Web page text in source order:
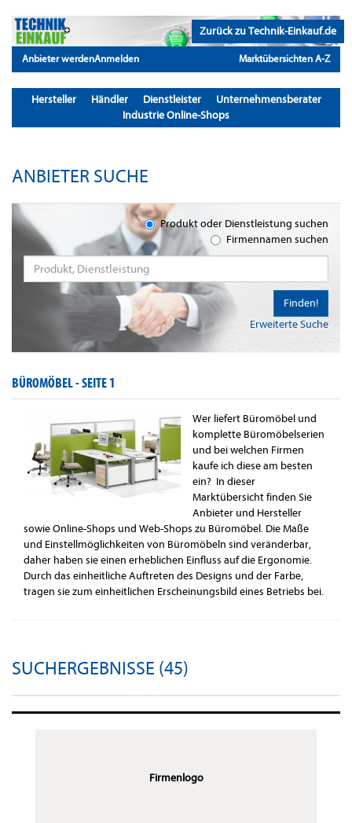
Zurück zu Technik-Einkauf.de
Anbieter werdenAnmelden Marktübersichten A-Z
Hersteller Händler Dienstleister
Unternehmensberater
Industrie Online-Shops
ANBIETER SUCHE
Produkt oder Dienstleistung suchen
Firmennamen suchen
Erweiterte Suche
Finden!
BÜROMÖBEL -SEITE 1
Wer liefert Büromöbel und
komplette Büromöbelserien
und bei welchen Firmen
kaufe ich diese am besten
ein? In dieser
Marktübersicht finden Sie
Anbieter und Hersteller
sowie Online-Shops und Web-Shops zu Büromöbel. Die Maße
und Einstellmöglichkeiten von Büromöbeln sind veränderbar,
daher haben sie einen erheblichen Einfluss auf die Ergonomie.
Durch das einheitliche Auftreten des Designs und der Farbe,
tragen sie zum einheitlichen Erscheinungsbild eines Betriebs bei.
SUCHERGEBNISSE (45)
Firmenlogo